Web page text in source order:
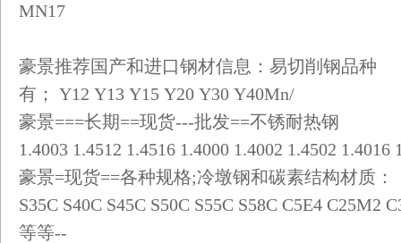
MN17
豪景推荐国产和进口钢材信息：易切削钢品种
有； Y12 Y13 Y15 Y20 Y30 Y40Mn/
豪景===长期==现货---批发==不锈耐热钢
1.4003 1.4512 1.4516 1.4000 1.4002 1.4502
豪景=现货==各种规格;冷墩钢和碳素结构材质：
S35C S40C S45C S50C S55C S58C C5E4
等等--